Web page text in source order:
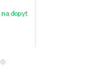
na dopyt